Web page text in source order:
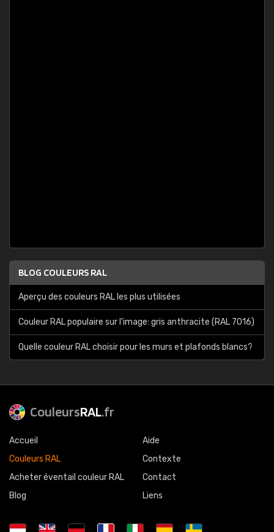
BLOG COULEURS RAL
Aperçu des couleurs RAL les plus utilisées
Couleur RAL populaire sur l'image: gris anthracite (RAL 7016)
Quelle couleur RAL choisir pour les murs et plafonds blancs?
CouleursRAL.fr
Accueil
Couleurs RAL
Acheter éventail couleur RAL
Blog
Aide
Contexte
Contact
Liens